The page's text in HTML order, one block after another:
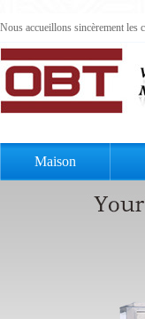
Nous accueillons sincèrement les
Maison